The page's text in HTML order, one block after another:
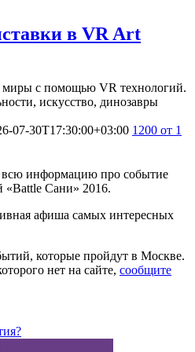
в VR Art
миры с помощью VR технологий.
искусство, динозавры
07-30T17:30:00+03:00 1200 от 1
информацию про событие
«Battle Сани» 2016.
афиша самых интересных
которые пройдут в Москве.
нет на сайте, сообщите